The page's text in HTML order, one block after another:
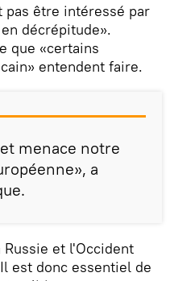
pas être intéressé par
décrépitude».
que «certains
entendent faire.
menace notre
a
et l'Occident
est donc essentiel de